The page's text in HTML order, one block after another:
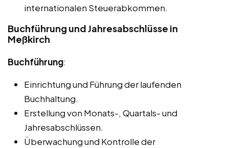
internationalen Steuerabkommen.
Buchführung und Jahresabschlüsse in
Meßkirch
Buchführung:
Einrichtung und Führung der laufenden
Buchhaltung.
Erstellung von Monats-, Quartals- und
Jahresabschlüssen.
Überwachung und Kontrolle der